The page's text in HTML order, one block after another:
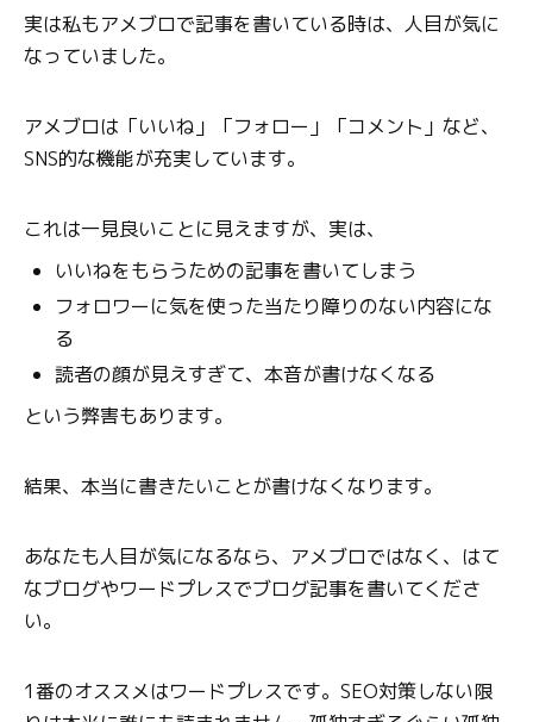
実は私もアメブロで記事を書いている時は、人目が気に
なっていました。
アメブロは「いいね」「フォロー」「コメント」など、
SNS的な機能が充実しています。
これは一見良いことに見えますが、実は、
いいねをもらうための記事を書いてしまう
フォロワーに気を使った当たり障りのない内容にな
る
読者の顔が見えすぎて、本音が書けなくなる
という弊害もあります。
結果、本当に書きたいことが書けなくなります。
あなたも人目が気になるなら、アメブロではなく、はて
なブログやワードプレスでブログ記事を書いてくださ
い。
1番のオススメはワードプレスです。SEO対策しない限